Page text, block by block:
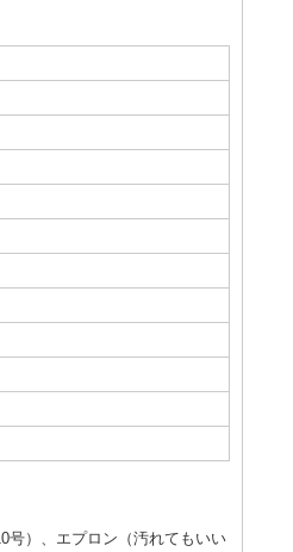
号）、エプロン（汚れてもいい